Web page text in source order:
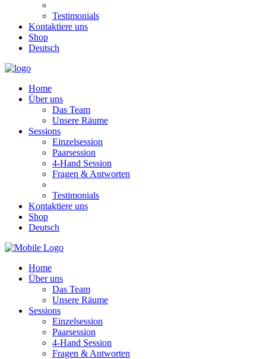
Testimonials
Kontaktiere uns
Shop
Deutsch
Home
Über uns
Das Team
Unsere Räume
Sessions
Einzelsession
Paarsession
4-Hand Session
Fragen & Antworten
Testimonials
Kontaktiere uns
Shop
Deutsch
Home
Über uns
Das Team
Unsere Räume
Sessions
Einzelsession
Paarsession
4-Hand Session
Fragen & Antworten